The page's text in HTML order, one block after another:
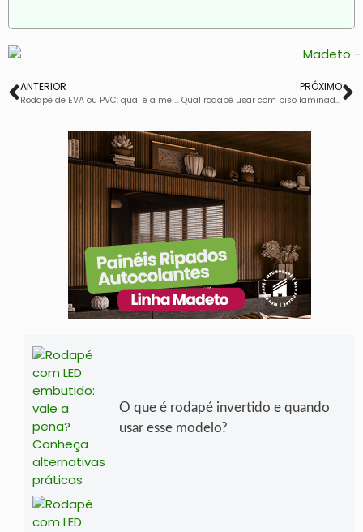
ANTERIOR
Rodapé de EVA ou PVC: qual é a melhor escolha?
PRÓXIMO
Qual rodapé usar com piso laminado? Guia de combinações
O que é rodapé invertido e quando
usar esse modelo?